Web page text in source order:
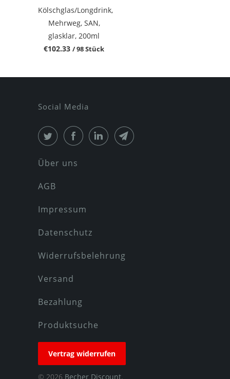
Kölschglas/Longdrink,
Mehrweg, SAN,
glasklar, 200ml
€102.33 / 98 Stück
Social Media
Über uns
AGB
Impressum
Datenschutz
Widerrufsbelehrung
Versand
Bezahlung
Produktsuche
Vertrag widerrufen
© 2026 Becher Discount.